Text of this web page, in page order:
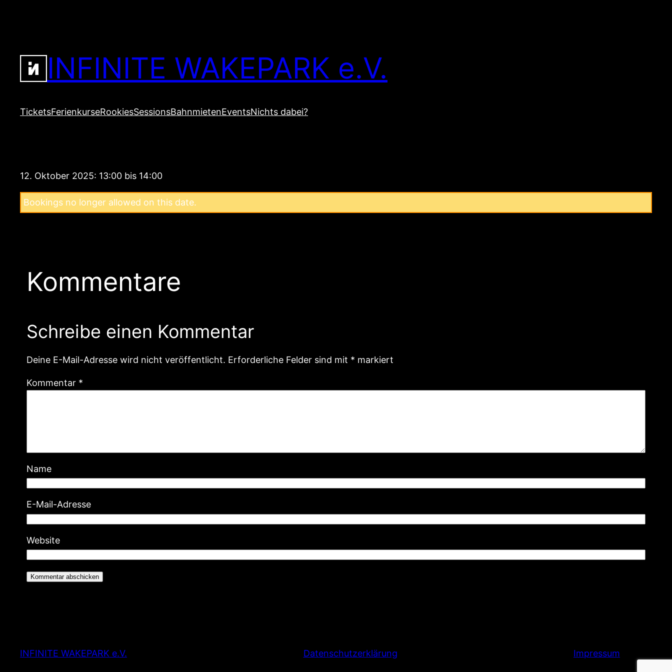
INFINITE WAKEPARK e.V.
TicketsFerienkurseRookiesSessionsBahnmietenEventsNichts dabei?
12. Oktober 2025: 13:00 bis 14:00
Bookings no longer allowed on this date.
Kommentare
Schreibe einen Kommentar
Deine E-Mail-Adresse wird nicht veröffentlicht. Erforderliche Felder sind mit * markiert
Kommentar *
Name
E-Mail-Adresse
Website
INFINITE WAKEPARK e.V. Datenschutzerklärung Impressum